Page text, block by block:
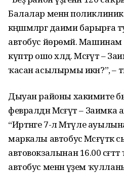
Балалар менән
кәңәшмәләргә даими барырға
автобус йөрөмәй. Машинам
күптәр ошо хәлдә. Мәсәғүт –
ҡасан асылырмы икән?”, –
Дыуан районы хакимиәте
февралдән Мәсәғүт – Заимка
“Иртәнге 7-лә Мәтәүле
маркалы автобус Мәсәғүткә
автовокзалынан 16.00
автобус менән әүҙем